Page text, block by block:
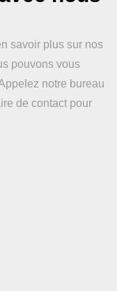
savoir plus sur nos
pouvons vous
notre bureau
de contact pour